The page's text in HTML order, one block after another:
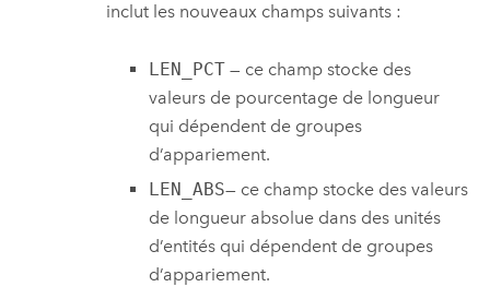
inclut les nouveaux champs suivants :
LEN_PCT— ce champ stocke des
valeurs de pourcentage de longueur
qui dépendent de groupes
d’appariement.
LEN_ABS— ce champ stocke des valeurs
de longueur absolue dans des unités
d’entités qui dépendent de groupes
d’appariement.